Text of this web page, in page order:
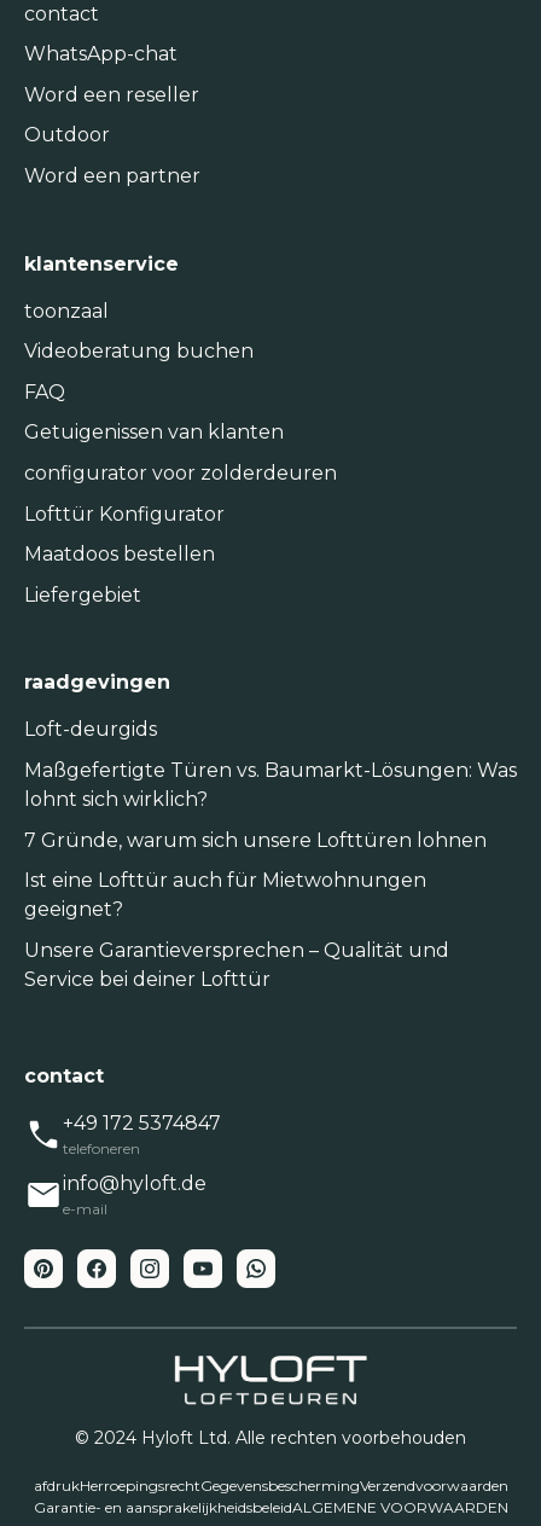
contact
WhatsApp-chat
Word een reseller
Outdoor
Word een partner
klantenservice
toonzaal
Videoberatung buchen
FAQ
Getuigenissen van klanten
configurator voor zolderdeuren
Lofttür Konfigurator
Maatdoos bestellen
Liefergebiet
raadgevingen
Loft-deurgids
Maßgefertigte Türen vs. Baumarkt-Lösungen: Was
lohnt sich wirklich?
7 Gründe, warum sich unsere Lofttüren lohnen
Ist eine Lofttür auch für Mietwohnungen
geeignet?
Unsere Garantieversprechen – Qualität und
Service bei deiner Lofttür
contact
+49 172 5374847
telefoneren
info@hyloft.de
e-mail
© 2024 Hyloft Ltd. Alle rechten voorbehouden
afdrukHerroepingsrechtGegevensbeschermingVerzendvoorwaarden
Garantie- en aansprakelijkheidsbeleidALGEMENE VOORWAARDEN